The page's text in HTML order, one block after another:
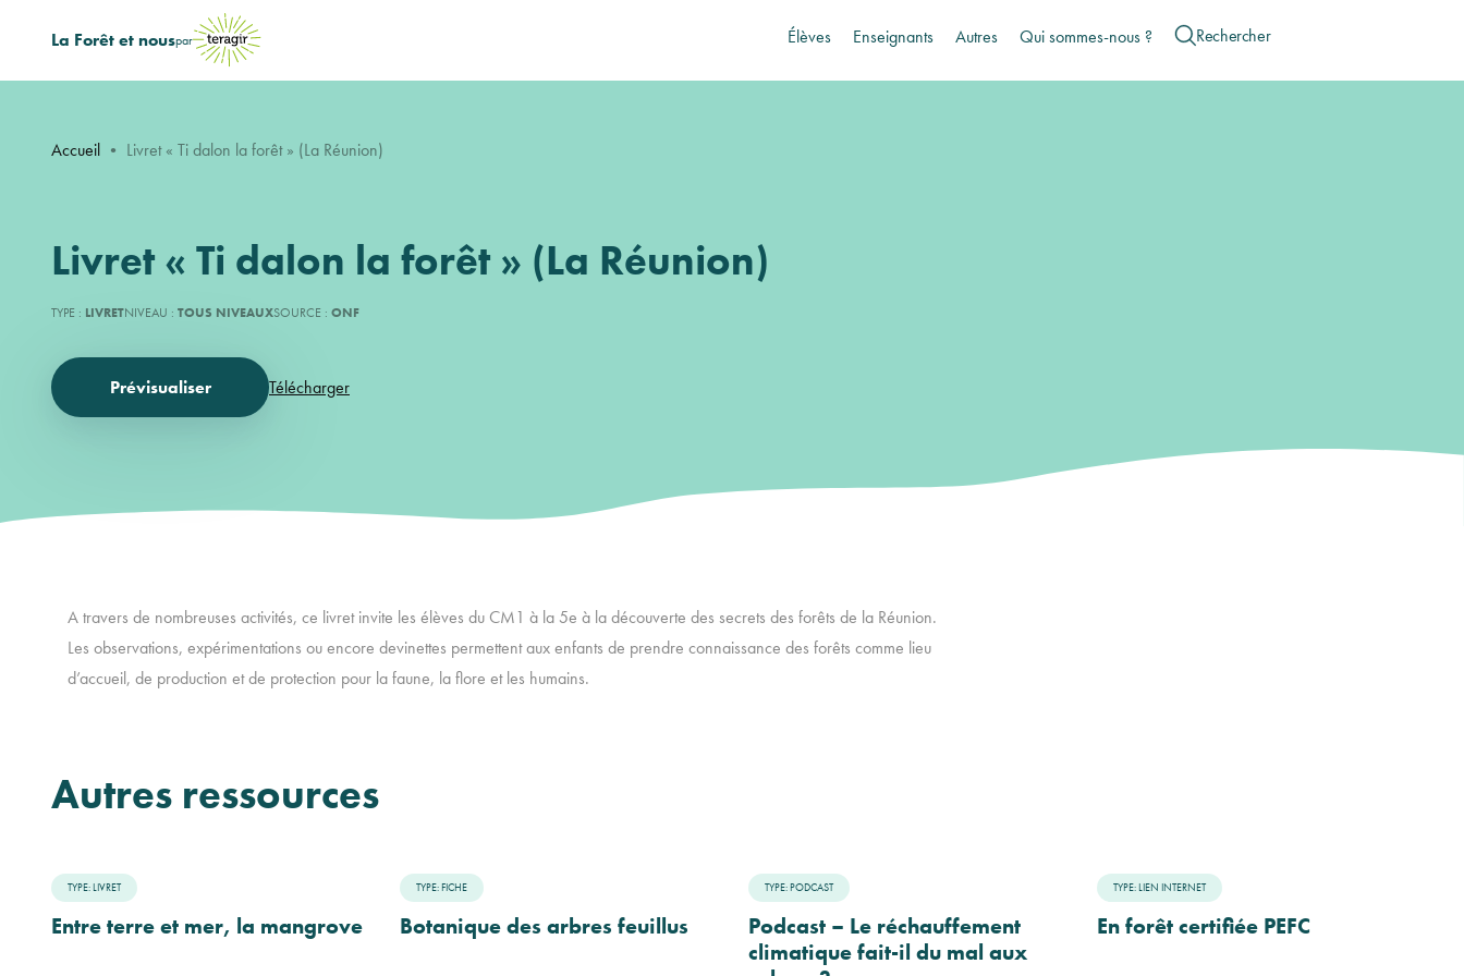
La Forêt et nouspar Élèves Enseignants Autres Qui sommes-nous ?
Accueil • Livret « Ti dalon la forêt » (La Réunion)
Livret « Ti dalon la forêt » (La Réunion)
TYPE : LIVRETNIVEAU : TOUS NIVEAUXSOURCE : ONF
Prévisualiser Télécharger
A travers de nombreuses activités, ce livret invite les élèves du CM1 à la 5e à la découverte des secrets des forêts de la Réunion.
Les observations, expérimentations ou encore devinettes permettent aux enfants de prendre connaissance des forêts comme lieu
d’accueil, de production et de protection pour la faune, la flore et les humains.
Autres ressources
TYPE: LIVRET
Entre terre et mer, la mangrove
TYPE: FICHE
Botanique des arbres feuillus
TYPE: PODCAST
Podcast – Le réchauffement
climatique fait-il du mal aux
TYPE: LIEN INTERNET
En forêt certifiée PEFC